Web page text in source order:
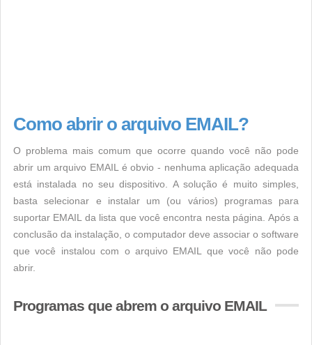
Como abrir o arquivo EMAIL?
O problema mais comum que ocorre quando você não pode
abrir um arquivo EMAIL é obvio - nenhuma aplicação adequada
está instalada no seu dispositivo. A solução é muito simples,
basta selecionar e instalar um (ou vários) programas para
suportar EMAIL da lista que você encontra nesta página. Após a
conclusão da instalação, o computador deve associar o software
que você instalou com o arquivo EMAIL que você não pode
abrir.
Programas que abrem o arquivo EMAIL